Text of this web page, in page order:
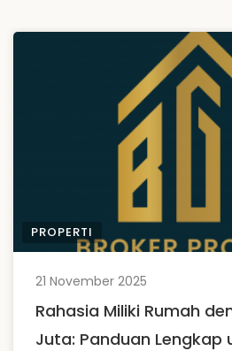
PROPERTI
21 November 2025
Rahasia Miliki Rumah
Juta: Panduan Lengkap